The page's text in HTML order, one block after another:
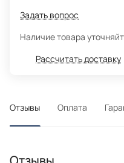
Задать вопрос
Наличие товара
Рассчитать доставку
Отзывы Оплата